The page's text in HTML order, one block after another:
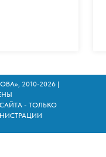
2010-2026 |
- ТОЛЬКО